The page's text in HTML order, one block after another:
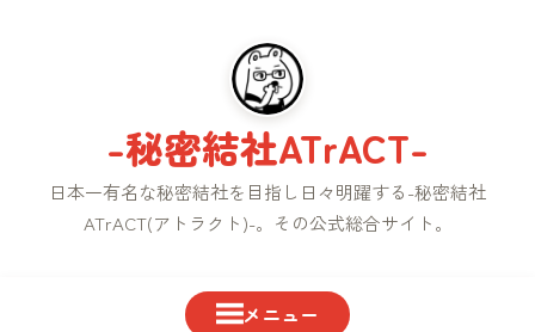
-秘密結社ATrACT-
日本一有名な秘密結社を目指し日々明躍する-秘密結社
ATrACT(アトラクト)-。その公式総合サイト。